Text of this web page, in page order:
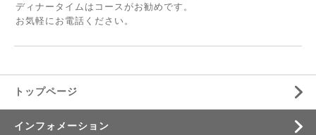
ディナータイムはコースがお勧めです。
お気軽にお電話ください。
トップページ
インフォメーション